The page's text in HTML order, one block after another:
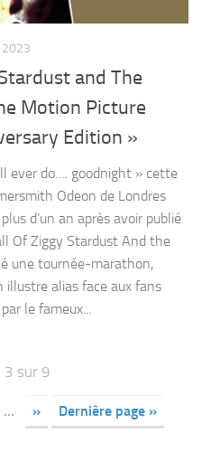
2023
and The
Motion Picture
Edition »
ever do…. goodnight » cette
Odeon de Londres
d’un an après avoir publié
Of Ziggy Stardust And the
une tournée-marathon,
illustre alias face aux fans
le fameux...
3 sur 9
… » Dernière page »